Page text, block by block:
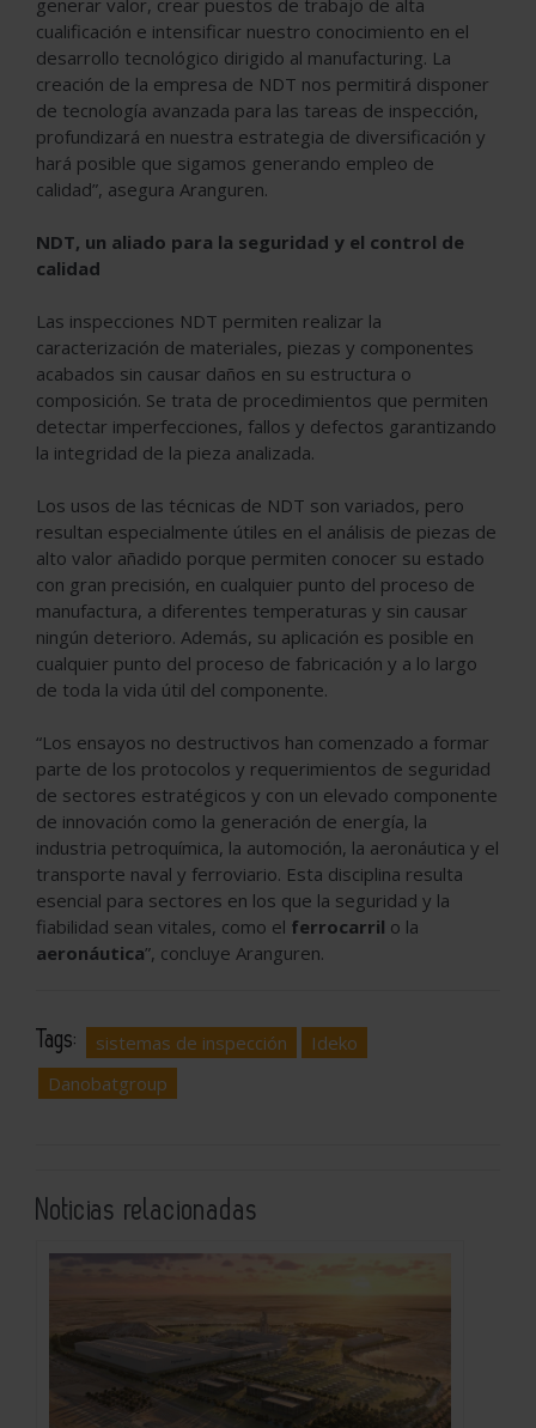
cualificación e intensificar nuestro conocimiento en el
desarrollo tecnológico dirigido al manufacturing. La
creación de la empresa de NDT nos permitirá disponer
de tecnología avanzada para las tareas de inspección,
profundizará en nuestra estrategia de diversificación y
hará posible que sigamos generando empleo de
calidad”, asegura Aranguren.
NDT, un aliado para la seguridad y el control de
calidad
Las inspecciones NDT permiten realizar la
caracterización de materiales, piezas y componentes
acabados sin causar daños en su estructura o
composición. Se trata de procedimientos que permiten
detectar imperfecciones, fallos y defectos garantizando
la integridad de la pieza analizada.
Los usos de las técnicas de NDT son variados, pero
resultan especialmente útiles en el análisis de piezas de
alto valor añadido porque permiten conocer su estado
con gran precisión, en cualquier punto del proceso de
manufactura, a diferentes temperaturas y sin causar
ningún deterioro. Además, su aplicación es posible en
cualquier punto del proceso de fabricación y a lo largo
de toda la vida útil del componente.
“Los ensayos no destructivos han comenzado a formar
parte de los protocolos y requerimientos de seguridad
de sectores estratégicos y con un elevado componente
de innovación como la generación de energía, la
industria petroquímica, la automoción, la aeronáutica y el
transporte naval y ferroviario. Esta disciplina resulta
esencial para sectores en los que la seguridad y la
fiabilidad sean vitales, como el ferrocarril o la
aeronáutica”, concluye Aranguren.
Tags: sistemas de inspección
Ideko
Danobatgroup
Noticias relacionadas